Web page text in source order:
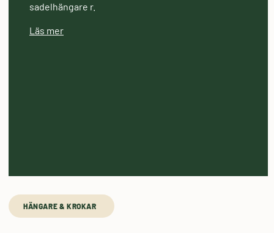
sadelhängare r.
Läs mer
HÄNGARE & KROKAR